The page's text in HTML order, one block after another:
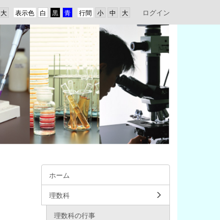
行間
表示色 ログイン
ホーム
理数科
理数科の行事